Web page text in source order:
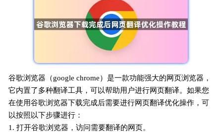
谷歌浏览器（google chrome）是一款功能强大的网页浏览器，
它内置了多种翻译工具，可以帮助用户进行网页翻译。如果您
在使用谷歌浏览器下载完成后需要进行网页翻译优化操作，可
以按照以下步骤进行：
1. 打开谷歌浏览器，访问需要翻译的网页。